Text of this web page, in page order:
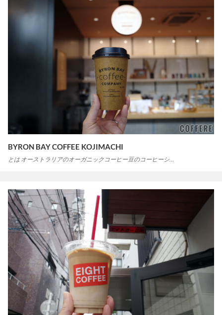
BYRON BAY COFFEE KOJIMACHI
とは オーストラリアのオーガニックコーヒー豆のコーヒーシ…